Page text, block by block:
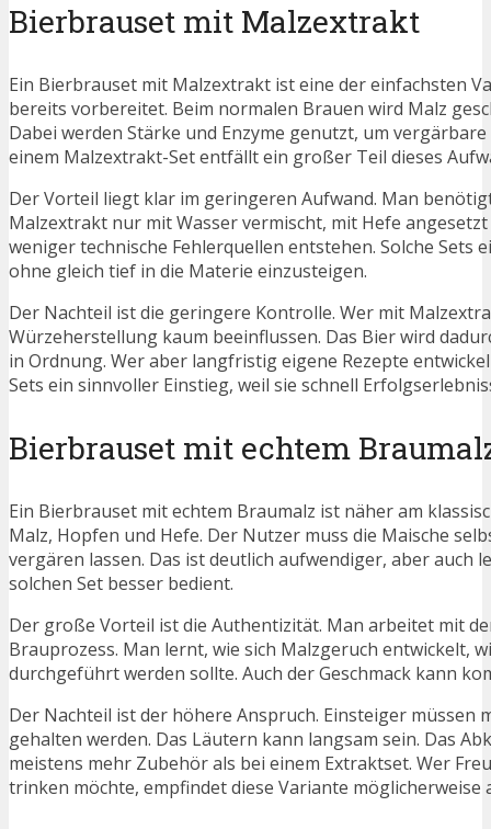
Bierbrauset mit Malzextrakt
Ein Bierbrauset mit Malzextrakt ist eine der einfachsten
bereits vorbereitet. Beim normalen Brauen wird Malz
Dabei werden Stärke und Enzyme genutzt, um
einem Malzextrakt-Set entfällt ein großer Teil dieses
Der Vorteil liegt klar im geringeren Aufwand. Man
Malzextrakt nur mit Wasser vermischt, mit Hefe
weniger technische Fehlerquellen entstehen. Solche
ohne gleich tief in die Materie einzusteigen.
Der Nachteil ist die geringere Kontrolle. Wer mit
Würzeherstellung kaum beeinflussen. Das Bier wird
in Ordnung. Wer aber langfristig eigene Rezepte
Sets ein sinnvoller Einstieg, weil sie schnell
Bierbrauset mit echtem
Ein Bierbrauset mit echtem Braumalz ist näher am
Malz, Hopfen und Hefe. Der Nutzer muss die Maische
vergären lassen. Das ist deutlich aufwendiger, aber
solchen Set besser bedient.
Der große Vorteil ist die Authentizität. Man arbeitet mit
Brauprozess. Man lernt, wie sich Malzgeruch entwickelt,
durchgeführt werden sollte. Auch der Geschmack kann
Der Nachteil ist der höhere Anspruch. Einsteiger
gehalten werden. Das Läutern kann langsam sein. Das
meistens mehr Zubehör als bei einem Extraktset. Wer
trinken möchte, empfindet diese Variante möglicherweise